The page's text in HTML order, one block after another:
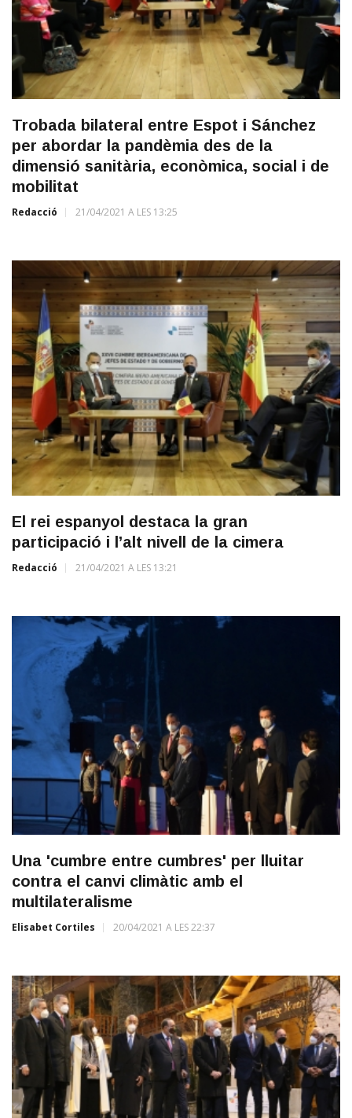
Trobada bilateral entre Espot i Sánchez
per abordar la pandèmia des de la
dimensió sanitària, econòmica, social i de
mobilitat
Redacció 21/04/2021 A LES 13:25
El rei espanyol destaca la gran
participació i l’alt nivell de la cimera
Redacció 21/04/2021 A LES 13:21
Una 'cumbre entre cumbres' per lluitar
contra el canvi climàtic amb el
multilateralisme
Elisabet Cortiles 20/04/2021 A LES 22:37